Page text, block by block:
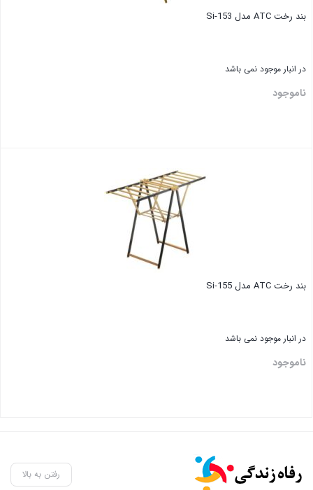
بند رخت ATC مدل Si-153
در انبار موجود نمی باشد
ناموجود
بند رخت ATC مدل Si-155
در انبار موجود نمی باشد
ناموجود
رفتن به بالا